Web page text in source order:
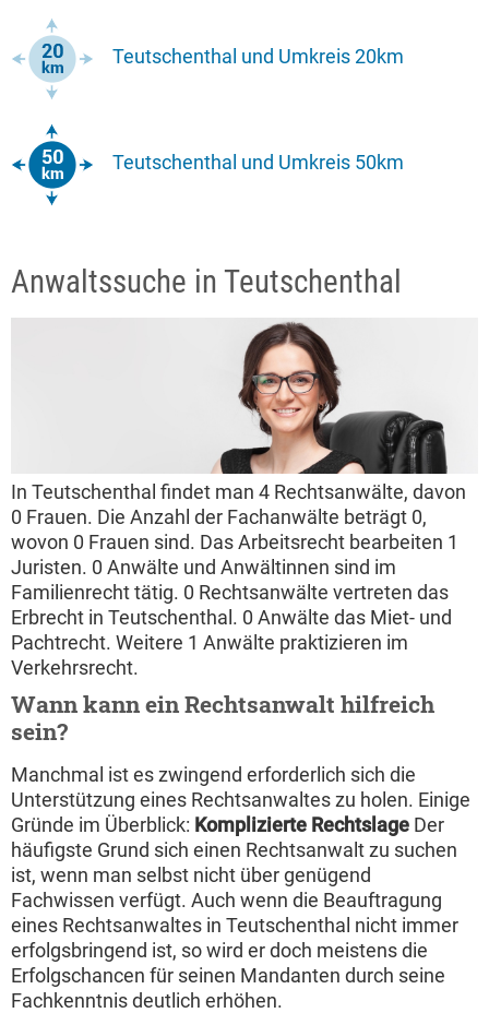
Teutschenthal und Umkreis 20km
Teutschenthal und Umkreis 50km
Anwaltssuche in Teutschenthal
In Teutschenthal findet man 4 Rechtsanwälte, davon
0 Frauen. Die Anzahl der Fachanwälte beträgt 0,
wovon 0 Frauen sind. Das Arbeitsrecht bearbeiten 1
Juristen. 0 Anwälte und Anwältinnen sind im
Familienrecht tätig. 0 Rechtsanwälte vertreten das
Erbrecht in Teutschenthal. 0 Anwälte das Miet- und
Pachtrecht. Weitere 1 Anwälte praktizieren im
Verkehrsrecht.
Wann kann ein Rechtsanwalt hilfreich
sein?
Manchmal ist es zwingend erforderlich sich die
Unterstützung eines Rechtsanwaltes zu holen. Einige
Gründe im Überblick: Komplizierte Rechtslage Der
häufigste Grund sich einen Rechtsanwalt zu suchen
ist, wenn man selbst nicht über genügend
Fachwissen verfügt. Auch wenn die Beauftragung
eines Rechtsanwaltes in Teutschenthal nicht immer
erfolgsbringend ist, so wird er doch meistens die
Erfolgschancen für seinen Mandanten durch seine
Fachkenntnis deutlich erhöhen.